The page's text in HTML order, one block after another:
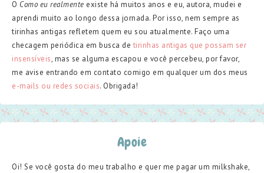
O Como eu realmente existe há muitos anos e eu, autora, mudei e
aprendi muito ao longo dessa jornada. Por isso, nem sempre as
tirinhas antigas refletem quem eu sou atualmente. Faço uma
checagem periódica em busca de tirinhas antigas que possam ser
insensíveis, mas se alguma escapou e você percebeu, por favor,
me avise entrando em contato comigo em qualquer um dos meus
e-mails ou redes sociais. Obrigada!
Apoie
Oi! Se você gosta do meu trabalho e quer me pagar um milkshake,